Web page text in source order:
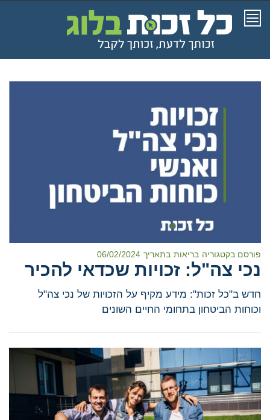
תפריט
פורסם בקטגוריה בריאות בתאריך 06/02/2024
נכי צה"ל: זכויות שכדאי להכיר
חדש ב"כל זכות": מידע מקיף על הזכויות של נכי צה"ל
וכוחות הביטחון בתחומי החיים השונים